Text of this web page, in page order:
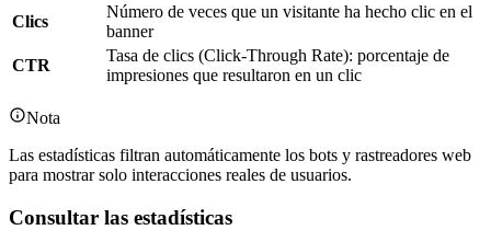
Clics
Número de veces que un visitante ha hecho clic en el
banner
CTR
Tasa de clics (Click-Through Rate): porcentaje de
impresiones que resultaron en un clic
Nota
Las estadísticas filtran automáticamente los bots y rastreadores web
para mostrar solo interacciones reales de usuarios.
Consultar las estadísticas